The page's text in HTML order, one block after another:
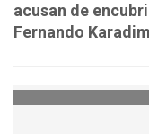
acusan de
Fernando